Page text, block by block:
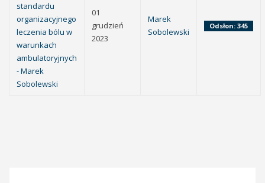
standardu
organizacyjnego
leczenia bólu w
warunkach
ambulatoryjnych
- Marek
Sobolewski
01
grudzień
2023
Marek
Sobolewski
Odsłon: 345